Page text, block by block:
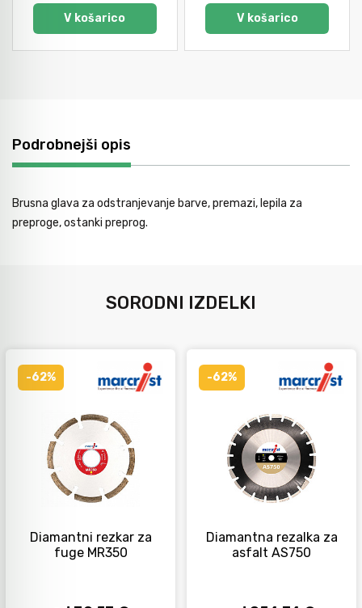
V košarico V košarico
Podrobnejši opis
Brusna glava za odstranjevanje barve, premazi, lepila za
preproge, ostanki preprog.
SORODNI IZDELKI
-62%
Diamantni rezkar za
fuge MR350
-62%
Diamantna rezalka za
asfalt AS750
Neiskreče orodje